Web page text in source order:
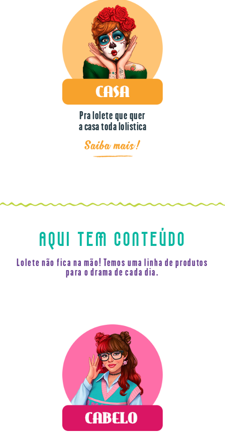
Pra lolete que quer
a casa toda lolística
Saiba mais!
AQUI TEM CONTEÚDO
Lolete não fica na mão! Temos uma linha de produtos
para o drama de cada dia.